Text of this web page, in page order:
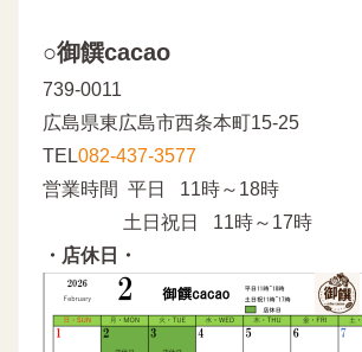
○御饌cacao
739-0011
広島県東広島市西条本町15-25
TEL082-437-3577
営業時間 平日 11時～18時
土日祝日 11時～17時
・店休日・